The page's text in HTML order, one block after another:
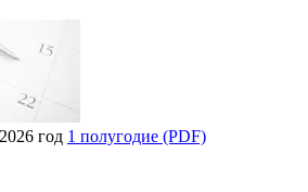
год 1 полугодие (PDF)